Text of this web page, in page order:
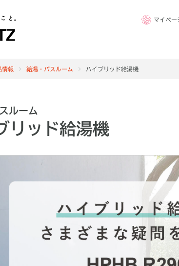
マイペー
情報 給湯・バスルーム ハイブリッド給湯機
ルーム
リッド給湯機